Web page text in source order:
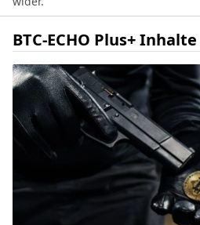
BTC-ECHO Plus+ Inhalte